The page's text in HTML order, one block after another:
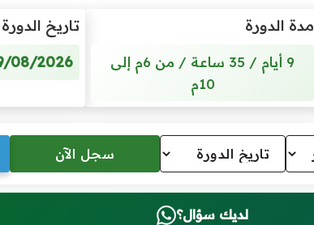
مدة الدورة
9 أيام / 35 ساعة / من 6م إلى
10م
تاريخ الدورة
08/2026
لديك سؤال؟